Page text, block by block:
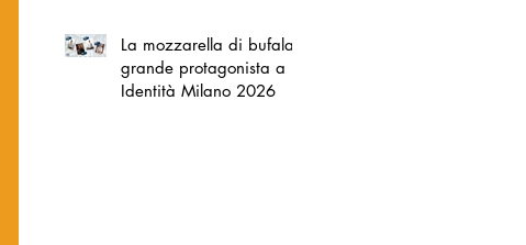
La mozzarella di bufala
grande protagonista a
Identità Milano 2026